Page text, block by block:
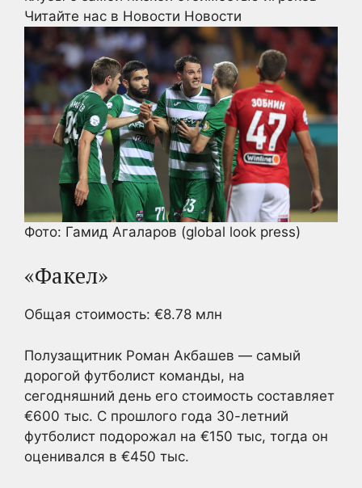
Читайте нас в Новости Новости
Фото: Гамид Агаларов (global look press)
«Факел»
Общая стоимость: €8.78 млн
Полузащитник Роман Акбашев — самый
дорогой футболист команды, на
сегодняшний день его стоимость составляет
€600 тыс. С прошлого года 30-летний
футболист подорожал на €150 тыс, тогда он
оценивался в €450 тыс.